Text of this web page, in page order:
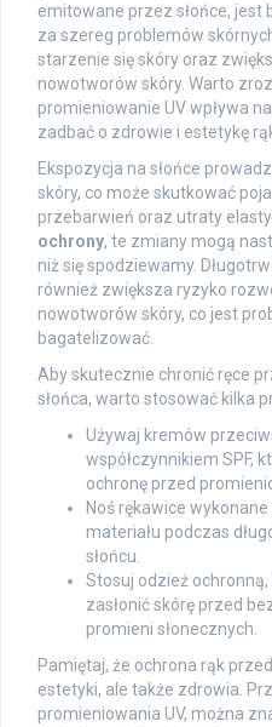
emitowane przez słońce,
za szereg problemów
starzenie się skóry oraz
nowotworów skóry. Warto
promieniowanie UV wpływa
zadbać o zdrowie i estetykę
Ekspozycja na słońce
skóry, co może skutkować
przebarwień oraz utraty
ochrony, te zmiany mogą
niż się spodziewamy.
również zwiększa ryzyko
nowotworów skóry, co jest
bagatelizować.
Aby skutecznie chronić ręce
słońca, warto stosować kilka
Używaj kremów
współczynnikiem SPF,
ochronę przed
Noś rękawice
materiału podczas
słońcu.
Stosuj odzież ochronną,
zasłonić skórę przed
promieni słonecznych.
Pamiętaj, że ochrona rąk
estetyki, ale także zdrowia.
promieniowania UV, można